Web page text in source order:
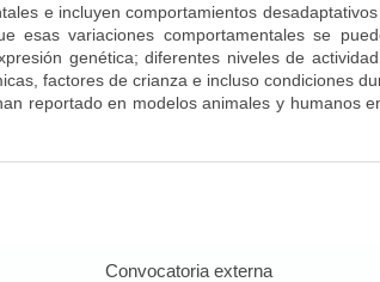
e incluyen comportamientos
esas variaciones comportamentales se
genética; diferentes niveles de
factores de crianza e incluso condiciones
reportado en modelos animales y humanos
Convocatoria externa